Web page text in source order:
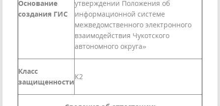
Основание
создания ГИС
утверждении Положения об
информационной системе
межведомственного электронного
взаимодействия Чукотского
автономного округа»
Класс
защищенности
К2